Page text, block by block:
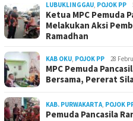
LUBUKLINGGAU, POJOK PP
Ketua MPC Pemuda
Melakukan Aksi
Ramadhan
KAB OKU, POJOK PP 28
MPC Pemuda
Bersama, Pererat
KAB. PURWAKARTA, POJOK
Pemuda Pancasila